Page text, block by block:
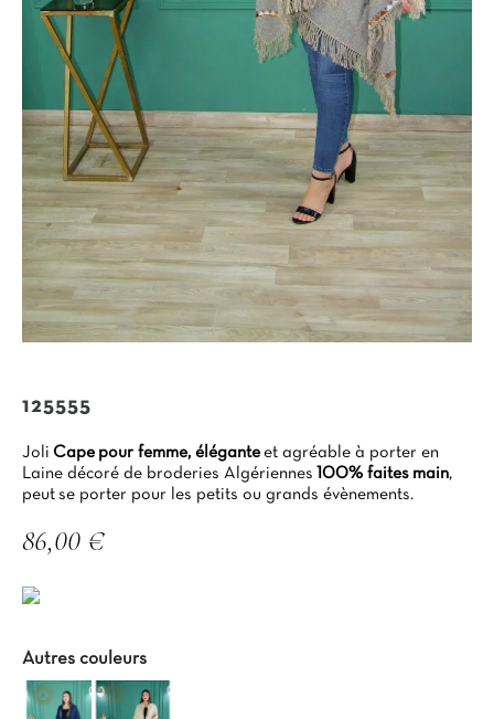
125555
Joli Cape pour femme, élégante et agréable à porter en
Laine décoré de broderies Algériennes 100% faites main,
peut se porter pour les petits ou grands évènements.
86,00 €
Autres couleurs